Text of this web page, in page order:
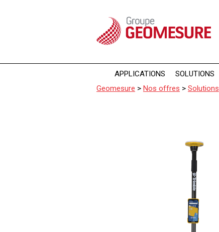
APPLICATIONS SOLUTIONS
Geomesure > Nos offres > Solutions